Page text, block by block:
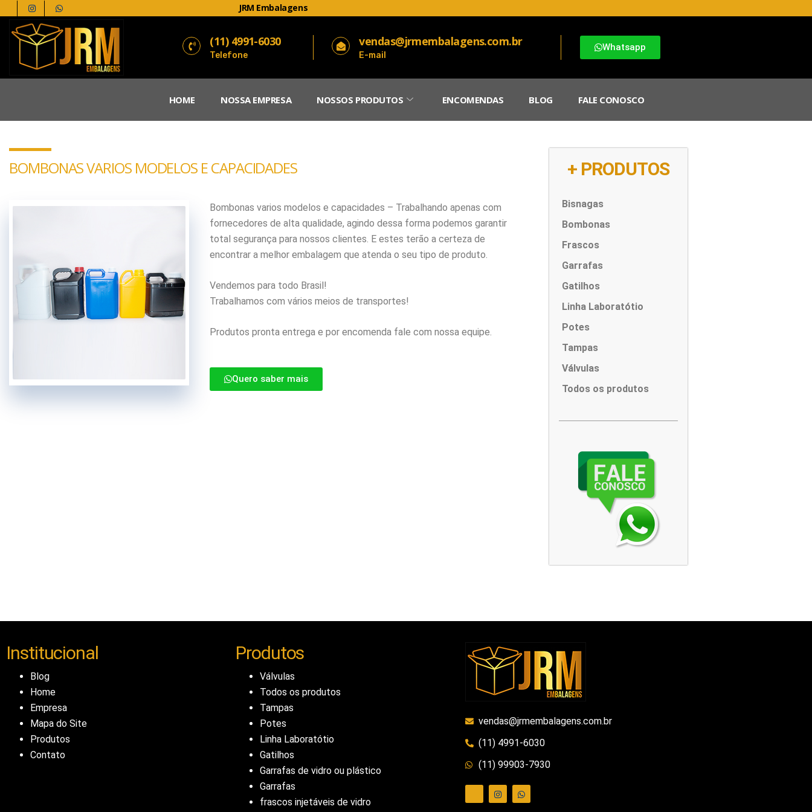
JRM Embalagens
(11) 4991-6030
Telefone
vendas@jrmembalagens.com.br
E-mail
Whatsapp
HOME NOSSA EMPRESA NOSSOS PRODUTOS ENCOMENDAS BLOG FALE CONOSCO
BOMBONAS VARIOS MODELOS E CAPACIDADES
Bombonas varios modelos e capacidades – Trabalhando apenas com
fornecedores de alta qualidade, agindo dessa forma podemos garantir
total segurança para nossos clientes. E estes terão a certeza de
encontrar a melhor embalagem que atenda o seu tipo de produto.
Vendemos para todo Brasil!
Trabalhamos com vários meios de transportes!
Produtos pronta entrega e por encomenda fale com nossa equipe.
Quero saber mais
+ PRODUTOS
Bisnagas
Bombonas
Frascos
Garrafas
Gatilhos
Linha Laboratótio
Potes
Tampas
Válvulas
Todos os produtos
Institucional
Blog
Home
Empresa
Mapa do Site
Produtos
Contato
Produtos
Válvulas
Todos os produtos
Tampas
Potes
Linha Laboratótio
Gatilhos
Garrafas de vidro ou plástico
Garrafas
frascos injetáveis de vidro
vendas@jrmembalagens.com.br
(11) 4991-6030
(11) 99903-7930